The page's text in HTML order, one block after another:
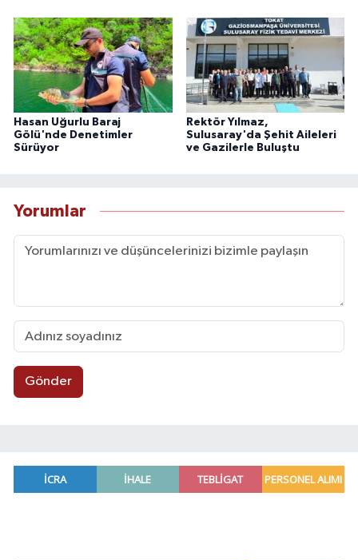
Hasan Uğurlu Baraj
Gölü'nde Denetimler
Sürüyor
Rektör Yılmaz,
Sulusaray'da Şehit Aileleri
ve Gazilerle Buluştu
Yorumlar
Gönder